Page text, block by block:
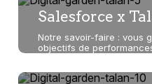
Salesforce x
Notre savoir-faire : vous
objectifs de